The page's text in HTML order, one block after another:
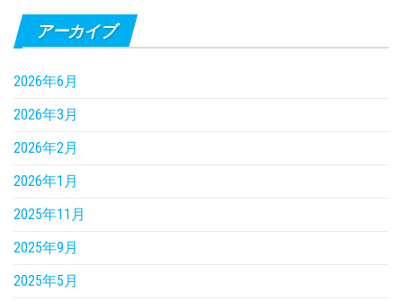
アーカイブ
2026年6月
2026年3月
2026年2月
2026年1月
2025年11月
2025年9月
2025年5月